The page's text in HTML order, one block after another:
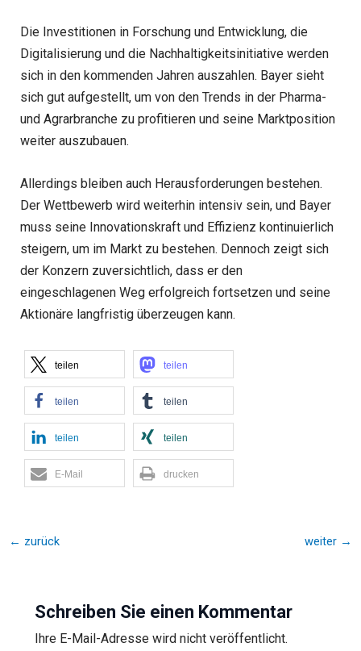
Die Investitionen in Forschung und Entwicklung, die
Digitalisierung und die Nachhaltigkeitsinitiative werden
sich in den kommenden Jahren auszahlen. Bayer sieht
sich gut aufgestellt, um von den Trends in der Pharma-
und Agrarbranche zu profitieren und seine Marktposition
weiter auszubauen.
Allerdings bleiben auch Herausforderungen bestehen.
Der Wettbewerb wird weiterhin intensiv sein, und Bayer
muss seine Innovationskraft und Effizienz kontinuierlich
steigern, um im Markt zu bestehen. Dennoch zeigt sich
der Konzern zuversichtlich, dass er den
eingeschlagenen Weg erfolgreich fortsetzen und seine
Aktionäre langfristig überzeugen kann.
teilen teilen
teilen teilen
teilen teilen
E-Mail drucken
← zurück weiter →
Schreiben Sie einen Kommentar
Ihre E-Mail-Adresse wird nicht veröffentlicht.